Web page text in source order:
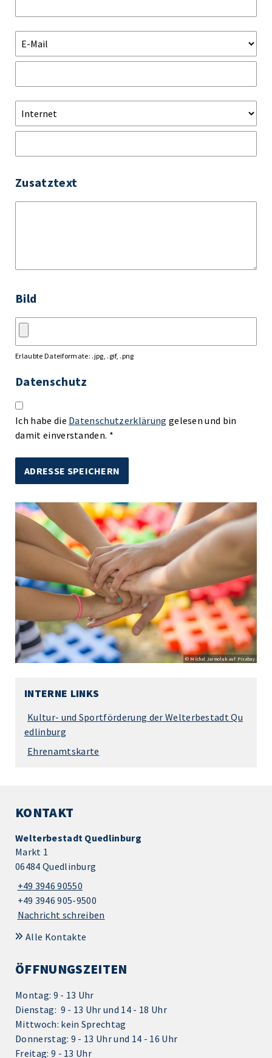
Zusatztext
Bild
Erlaubte Dateiformate: .jpg, .gif, .png
Datenschutz
Ich habe die Datenschutzerklärung gelesen und bin
damit einverstanden. *
© Michal Jarmoluk auf Pixabay
INTERNE LINKS
Kultur- und Sportförderung der Welterbestadt Qu
edlinburg
Ehrenamtskarte
KONTAKT
Welterbestadt Quedlinburg
Markt 1
06484 Quedlinburg
+49 3946 90550
+49 3946 905-9500
Nachricht schreiben
Alle Kontakte
ÖFFNUNGSZEITEN
Montag: 9 - 13 Uhr
Dienstag: 9 - 13 Uhr und 14 - 18 Uhr
Mittwoch: kein Sprechtag
Donnerstag: 9 - 13 Uhr und 14 - 16 Uhr
Freitag: 9 - 13 Uhr